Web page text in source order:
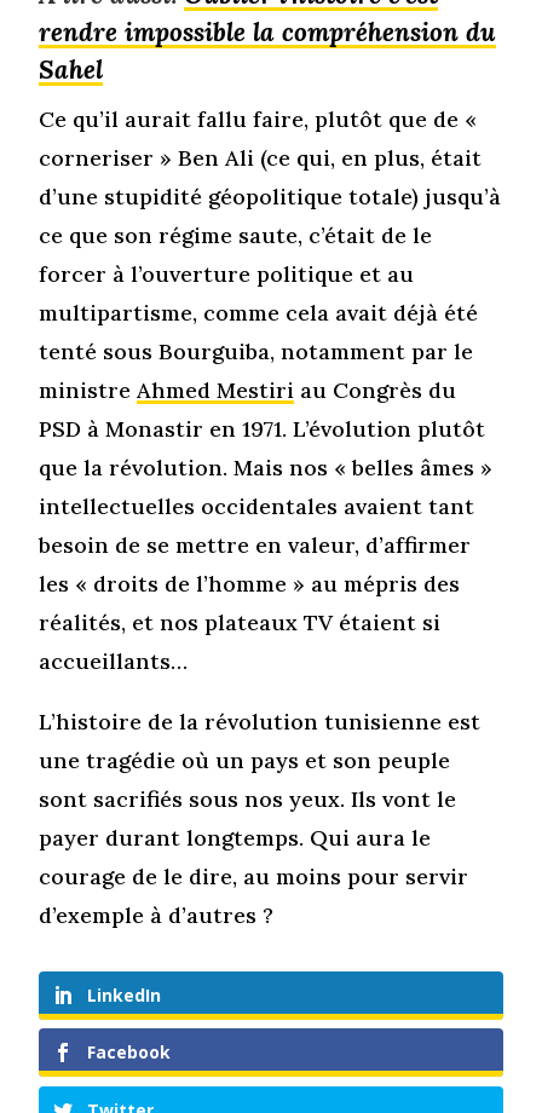
rendre impossible la compréhension du
Sahel
Ce qu’il aurait fallu faire, plutôt que de «
corneriser » Ben Ali (ce qui, en plus, était
d’une stupidité géopolitique totale) jusqu’à
ce que son régime saute, c’était de le
forcer à l’ouverture politique et au
multipartisme, comme cela avait déjà été
tenté sous Bourguiba, notamment par le
ministreAhmed Mestiri au Congrès du
PSD à Monastir en 1971. L’évolution plutôt
que la révolution. Mais nos « belles âmes »
intellectuelles occidentales avaient tant
besoin de se mettre en valeur, d’affirmer
les « droits de l’homme » au mépris des
réalités, et nos plateaux TV étaient si
accueillants…
L’histoire de la révolution tunisienne est
une tragédie où un pays et son peuple
sont sacrifiés sous nos yeux. Ils vont le
payer durant longtemps. Qui aura le
courage de le dire, au moins pour servir
d’exemple à d’autres ?
LinkedIn
Facebook